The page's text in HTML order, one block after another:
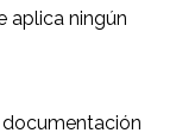
aplica ningún
documentación